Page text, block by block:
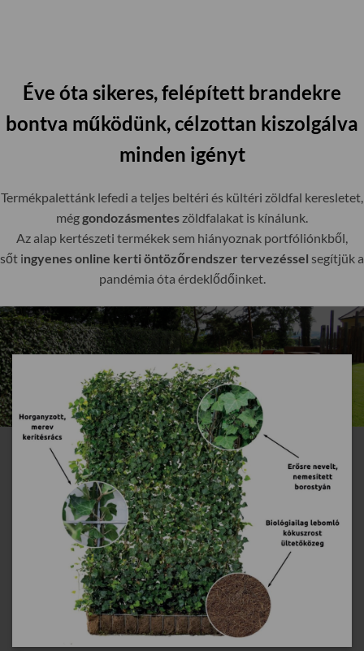
Éve óta sikeres, felépített brandekre
bontva működünk, célzottan kiszolgálva
minden igényt
Termékpalettánk lefedi a teljes beltéri és kültéri zöldfal keresletet,
méggondozásmentes zöldfalakat is kínálunk.
Az alap kertészeti termékek sem hiányoznak portfóliónkből,
sőt ingyenes online kerti öntözőrendszer tervezéssel segítjük a
pandémia óta érdeklődőinket.